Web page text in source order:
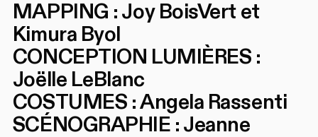
MAPPING : Joy BoisVert et
Kimura Byol
CONCEPTION LUMIÈRES :
Joëlle LeBlanc
COSTUMES : Angela Rassenti
SCÉNOGRAPHIE : Jeanne